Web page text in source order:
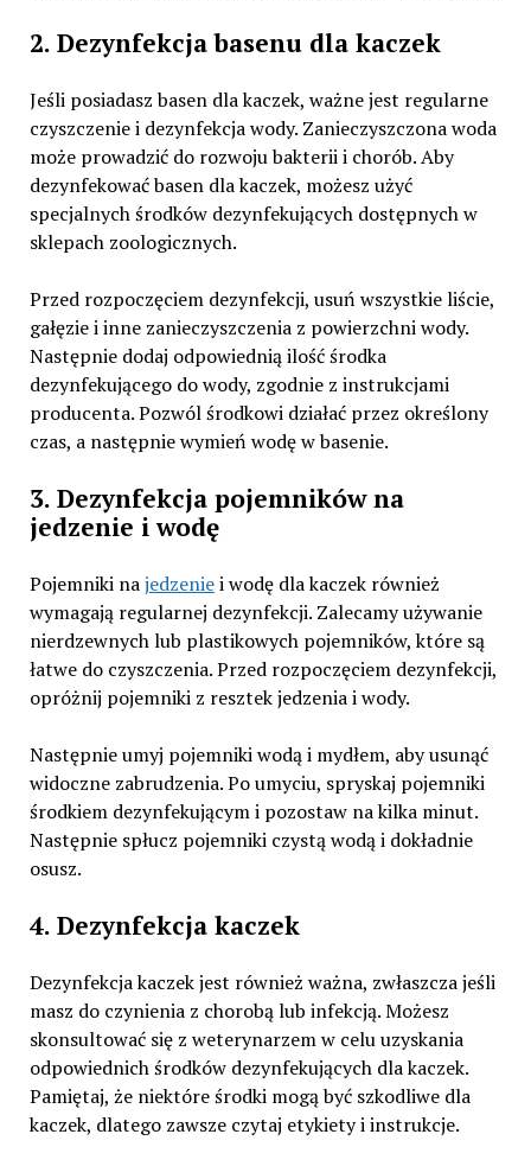
2. Dezynfekcja basenu dla kaczek
Jeśli posiadasz basen dla kaczek, ważne jest regularne
czyszczenie i dezynfekcja wody. Zanieczyszczona woda
może prowadzić do rozwoju bakterii i chorób. Aby
dezynfekować basen dla kaczek, możesz użyć
specjalnych środków dezynfekujących dostępnych w
sklepach zoologicznych.
Przed rozpoczęciem dezynfekcji, usuń wszystkie liście,
gałęzie i inne zanieczyszczenia z powierzchni wody.
Następnie dodaj odpowiednią ilość środka
dezynfekującego do wody, zgodnie z instrukcjami
producenta. Pozwól środkowi działać przez określony
czas, a następnie wymień wodę w basenie.
3. Dezynfekcja pojemników na
jedzenie i wodę
Pojemniki najedzeniei wodę dla kaczek również
wymagają regularnej dezynfekcji. Zalecamy używanie
nierdzewnych lub plastikowych pojemników, które są
łatwe do czyszczenia. Przed rozpoczęciem dezynfekcji,
opróżnij pojemniki z resztek jedzenia i wody.
Następnie umyj pojemniki wodą i mydłem, aby usunąć
widoczne zabrudzenia. Po umyciu, spryskaj pojemniki
środkiem dezynfekującym i pozostaw na kilka minut.
Następnie spłucz pojemniki czystą wodą i dokładnie
osusz.
4. Dezynfekcja kaczek
Dezynfekcja kaczek jest również ważna, zwłaszcza jeśli
masz do czynienia z chorobą lub infekcją. Możesz
skonsultować się z weterynarzem w celu uzyskania
odpowiednich środków dezynfekujących dla kaczek.
Pamiętaj, że niektóre środki mogą być szkodliwe dla
kaczek, dlatego zawsze czytaj etykiety i instrukcje.